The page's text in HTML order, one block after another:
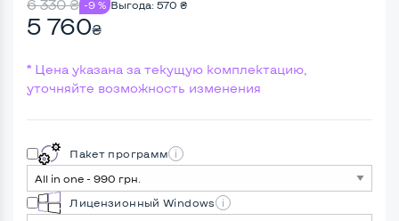
6 330₴ -9 % Выгода: 570 ₴
5 760₴
* Цена указана за текущую комплектацию,
уточняйте возможность изменения
Пакет программ
Лицензионный Windows